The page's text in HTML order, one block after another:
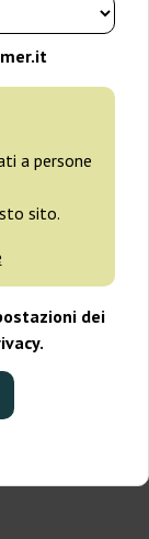
a persone
sito.
dei